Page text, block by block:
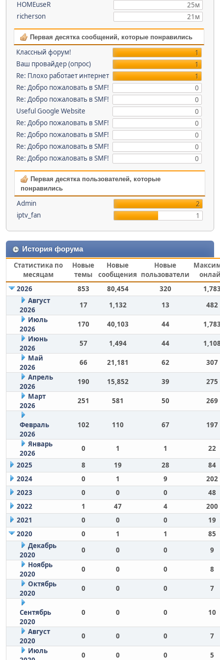
HOMEuseR
25м
richerson
21м
Первая десятка сообщений, которые понравились
Классный форум!
1
Ваш провайдер (опрос)
1
Re: Плохо работает интернет
1
Re: Добро пожаловать в SMF!
0
Re: Добро пожаловать в SMF!
0
Useful Google Website
0
Re: Добро пожаловать в SMF!
0
Re: Добро пожаловать в SMF!
0
Re: Добро пожаловать в SMF!
0
Re: Добро пожаловать в SMF!
0
Первая десятка пользователей, которые
понравились
Admin
2
iptv_fan
1
История форума
Статистика по
месяцам
Новые
темы
Новые
сообщения
Новые
пользователи
2026
853 80,454 320
Август
2026
17 1,132 13
482
Июль
2026
170 40,103 44
Июнь
2026
57 1,494 44
Май
2026
66 21,181 62
307
Апрель
2026
190 15,852 39
275
Март
2026
251 581 50 269
Февраль
2026
102 110 67 197
Январь
2026
0 1 1
22
2025
8 19 28
84
2024
0 1 9
202
2023
0 0 0
48
2022
1 47 4
200
2021
0 0 0
19
2020
0 1 1
85
Декабрь
2020
0 0 0
9
Ноябрь
2020
0 0 0
8
Октябрь
2020
0 0 0 7
Сентябрь
2020
0 0 0 10
Август
2020
0 0 0
7
Июль
0 0 0
5